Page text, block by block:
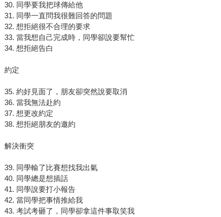
30. 同學要我把球傳給他
31. 同學一直問我很難回答的問題
32. 想拒絕很不合理的要求
33. 當我想自己完成時，同學卻說要幫忙
34. 想拒絕告白
約定
35. 約好見面了，朋友卻突然說要取消
36. 當我無法赴約
37. 想更改約定
38. 想拒絕朋友的邀約
解決衝突
39. 同學輸了比賽想找我出氣
40. 同學總是想插話
41. 同學說要打小報告
42. 當同學把事情推給我
43. 考試考砸了，同學卻拿這件事取笑我